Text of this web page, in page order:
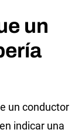
un
un conductor
indicar una